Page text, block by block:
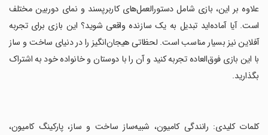
‏علاوه بر این، بازی شامل دستورالعمل‌های کاربرپسند و نمای دوربین مختلف
است. آیا آماده‌اید تبدیل به یک سازنده واقعی شوید؟ این بازی برای تجربه
آفلاین نیز بسیار مناسب است. لحظاتی هیجان‌انگیز را در دنیای ساخت و ساز
با این بازی فوق‌العاده تجربه کنید و آن را با دوستان و خانواده خود به اشتراک
بگذارید.
‏کلمات کلیدی: رانندگی کامیون، شبیه‌ساز ساخت و ساز، پارکینگ کامیون،